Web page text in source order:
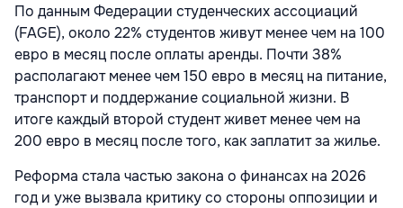
По данным Федерации студенческих ассоциаций
(FAGE), около 22% студентов живут менее чем на 100
евро в месяц после оплаты аренды. Почти 38%
располагают менее чем 150 евро в месяц на питание,
транспорт и поддержание социальной жизни. В
итоге каждый второй студент живет менее чем на
200 евро в месяц после того, как заплатит за жилье.
Реформа стала частью закона о финансах на 2026
год и уже вызвала критику со стороны оппозиции и